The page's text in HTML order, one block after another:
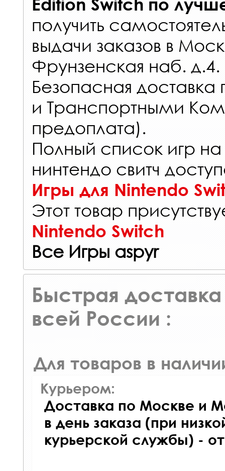
Edition Switch по
получить
выдачи заказов в
Фрунзенская наб. д.4.
Безопасная
и Транспортными
предоплата).
Полный список игр
нинтендо свитч
Игры для Nintendo
Этот товар
Nintendo Switch
Все Игры aspyr
Быстрая доставка
всей России :
Для товаров в
Курьером:
Доставка по Москве и
в день заказа (при
курьерской службы) -